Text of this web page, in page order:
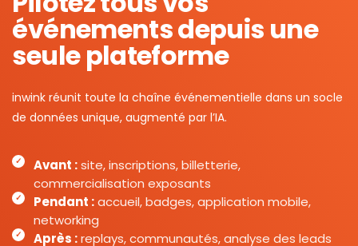
événements depuis une
seule plateforme
inwink réunit toute la chaîne événementielle dans un socle
de données unique, augmenté par l’IA.
Avant :site, inscriptions, billetterie,
commercialisation exposants
Pendant :accueil, badges, application mobile,
networking
Après :replays, communautés, analyse des leads